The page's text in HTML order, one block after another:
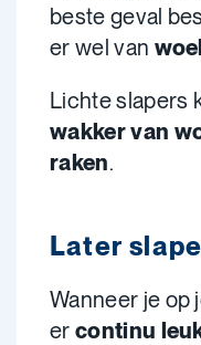
beste geval
er wel van
Lichte slapers
wakker van
raken.
Later
Wanneer je op
er continu